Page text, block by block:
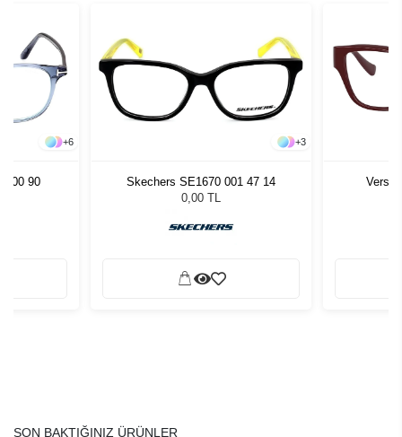
+6
500 90
+3
Skechers SE1670 001 47 14
0,00 TL
SON BAKTIĞINIZ ÜRÜNLER